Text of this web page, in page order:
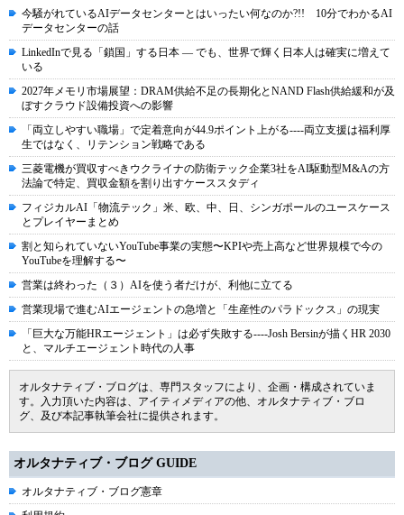
今騒がれているAIデータセンターとはいったい何なのか?!! 10分でわかるAI
データセンターの話
LinkedInで見る「鎖国」する日本 ― でも、世界で輝く日本人は確実に増えて
いる
2027年メモリ市場展望：DRAM供給不足の長期化とNAND Flash供給緩和が及
ぼすクラウド設備投資への影響
「両立しやすい職場」で定着意向が44.9ポイント上がる----両立支援は福利厚
生ではなく、リテンション戦略である
三菱電機が買収すべきウクライナの防衛テック企業3社をAI駆動型M&Aの方
法論で特定、買収金額を割り出すケーススタディ
フィジカルAI「物流テック」米、欧、中、日、シンガポールのユースケース
とプレイヤーまとめ
割と知られていないYouTube事業の実態〜KPIや売上高など世界規模で今の
YouTubeを理解する〜
営業は終わった（３）AIを使う者だけが、利他に立てる
営業現場で進むAIエージェントの急増と「生産性のパラドックス」の現実
「巨大な万能HRエージェント」は必ず失敗する----Josh Bersinが描くHR 2030
と、マルチエージェント時代の人事
オルタナティブ・ブログは、専門スタッフにより、企画・構成されていま
す。入力頂いた内容は、アイティメディアの他、オルタナティブ・ブロ
グ、及び本記事執筆会社に提供されます。
オルタナティブ・ブログ GUIDE
オルタナティブ・ブログ憲章